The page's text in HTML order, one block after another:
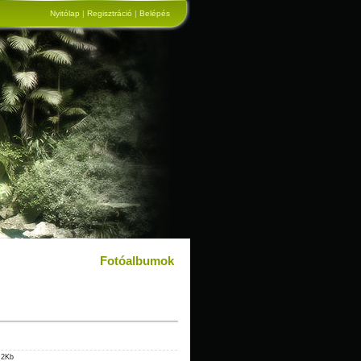
Nyitólap | Regisztráció | Belépés
Fotóalbumok